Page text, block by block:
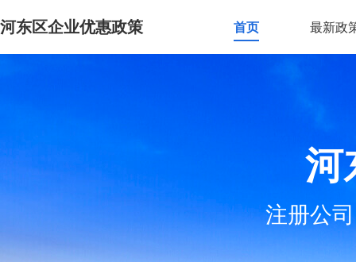
河东区企业优惠政策 首页 最新政
河
注册公